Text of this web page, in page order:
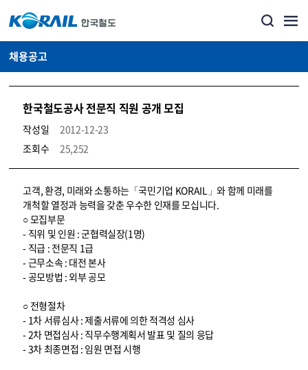
채용공고
한국철도공사 전문직 직원 공개 모집
작성일
2012-12-23
조회수
25,252
코레일소개_경영공시_채용공고 상세보기 – 내용, 파일, 담당자 연락처로 구성
고객, 환경, 미래와 소통하는「국민기업 KORAIL」와 함께 미래를
개척할 열정과 능력을 갖춘 우수한 인재를 모십니다.
○ 모집부문
- 직위 및 인원 : 군협력실장(1명)
- 직급 : 전문직 1급
- 근무소속 : 대전 본사
- 공모방법 : 외부 공모
○ 전형절차
- 1차 서류심사 : 제출서류에 의한 적격성 심사
- 2차 면접심사 : 직무수행계획서 발표 및 질의 응답
- 3차 최종면접 : 임원 면접 시행